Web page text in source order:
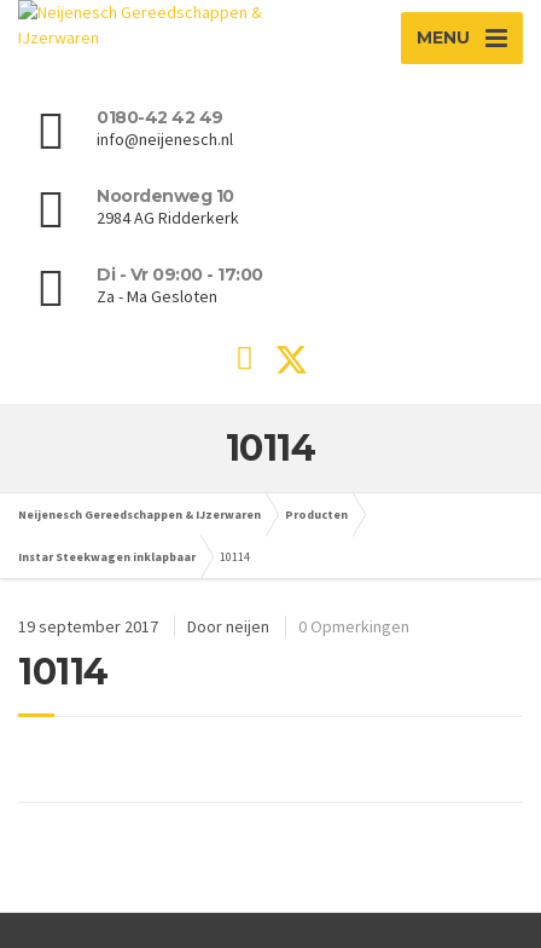
MENU
0180-42 42 49
info@neijenesch.nl
Noordenweg 10
2984 AG Ridderkerk
Di - Vr 09:00 - 17:00
Za - Ma Gesloten
10114
Neijenesch Gereedschappen & IJzerwaren Producten
Instar Steekwagen inklapbaar 10114
19 september 2017 Doorneijen 0 Opmerkingen
10114